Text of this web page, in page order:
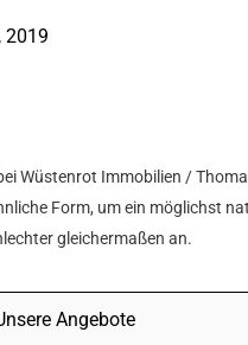
2019
Wüstenrot Immobilien /
Form, um ein möglichst
gleichermaßen an.
Angebote